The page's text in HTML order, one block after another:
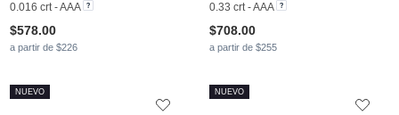
0.016 crt - AAA
$578.00
a partir de $226
0.33 crt - AAA
$708.00
a partir de $255
NUEVO NUEVO